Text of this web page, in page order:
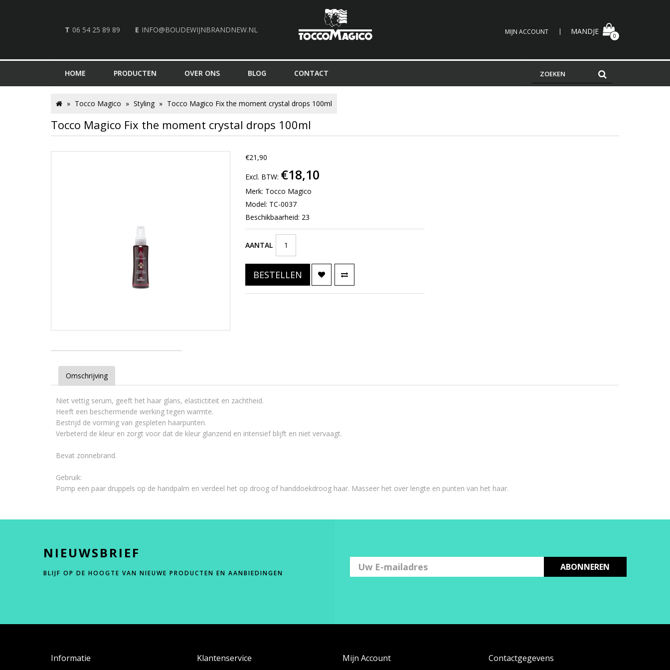
T 06 54 25 89 89 E INFO@BOUDEWIJNBRANDNEW.NL MIJN ACCOUNT MANDJE 0
HOME PRODUCTEN OVER ONS BLOG CONTACT
Tocco Magico Fix the moment crystal drops 100ml
Tocco Magico Styling Tocco Magico Fix the moment crystal drops 100ml
€21,90
Excl. BTW: €18,10
Merk: Tocco Magico
Model: TC-0037
Beschikbaarheid: 23
AANTAL
BESTELLEN
Omschrijving
Niet vettig serum, geeft het haar glans, elastictiteit en zachtheid.
Heeft een beschermende werking tegen warmte.
Bestrijd de vorming van gespleten haarpunten.
Verbeterd de kleur en zorgt voor dat de kleur glanzend en intensief blijft en niet vervaagt.
Bevat zonnebrand.
Gebruik:
Pomp een paar druppels op de handpalm en verdeel het op droog of handdoekdroog haar. Masseer het over lengte en punten van het haar.
NIEUWSBRIEF
BLIJF OP DE HOOGTE VAN NIEUWE PRODUCTEN EN AANBIEDINGEN
ABONNEREN
Informatie Klantenservice Mijn Account Contactgegevens